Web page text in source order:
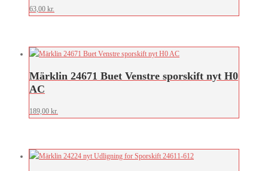
63,00 kr.
Märklin 24671 Buet Venstre sporskift nyt H0
AC
189,00 kr.